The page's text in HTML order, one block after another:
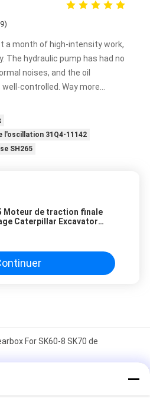
a month of high-intensity work,
The hydraulic pump has had no
noises, and the oil
controlled. Way more
l'oscillation 31Q4-11142
SH265
Moteur de traction finale
Caterpillar Excavator
For SK60-8 SK70 de
SWE50 YC35-6 Réducteur
27P-18E Boîte d'engrenages